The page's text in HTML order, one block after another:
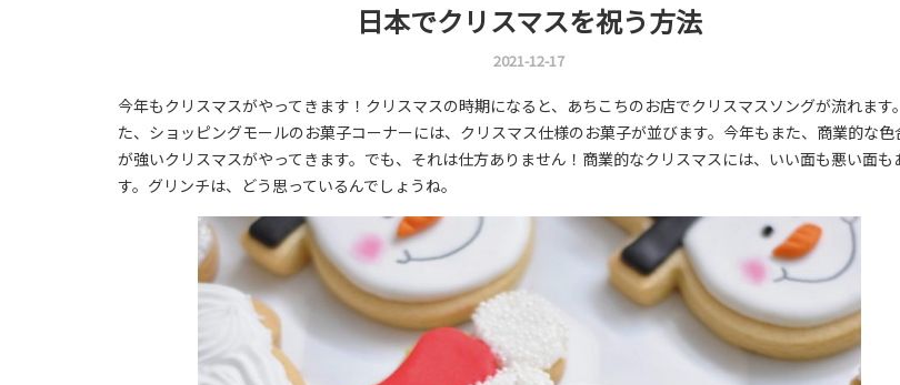
日本でクリスマスを祝う方法
2021-12-17
今年もクリスマスがやってきます！クリスマスの時期になると、あちこちのお店でクリスマスソングが流れます
た、ショッピングモールのお菓子コーナーには、クリスマス仕様のお菓子が並びます。今年もまた、商業的な色
が強いクリスマスがやってきます。でも、それは仕方ありません！商業的なクリスマスには、いい面も悪い面も
す。グリンチは、どう思っているんでしょうね。